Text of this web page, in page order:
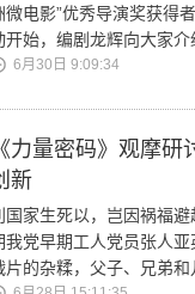
微电影”优秀导演奖获得
开始，编剧龙辉向大家
6月30日 9:09:34
《力量密码》观摩
新
国家生死以，岂因祸福
我党早期工人党员张人
片的杂糅，父子、兄弟